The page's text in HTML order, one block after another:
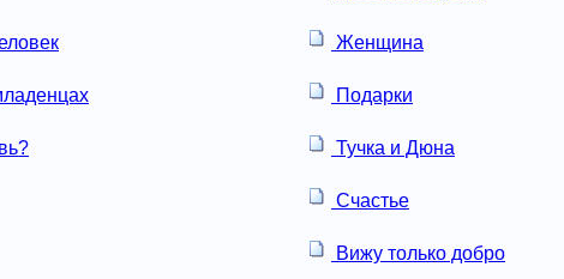
Женщина
Подарки
Тучка и Дюна
Счастье
Вижу только добро